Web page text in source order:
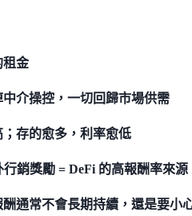
租金
介操控，一切回歸市場供需
存的愈多，利率愈低
銷獎勵 = DeFi 的高報酬率來源
通常不會長期持續，還是要小